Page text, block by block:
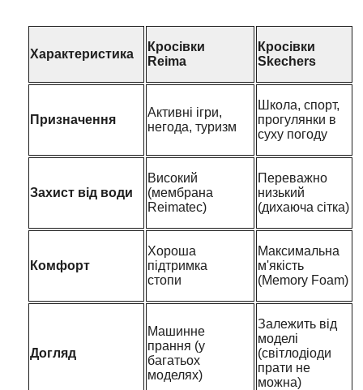
Характеристика
Кросівки
Reima
Кросівки
Skechers
Призначення
Активні ігри,
негода, туризм
Школа, спорт,
прогулянки в
суху погоду
Захист від води
Високий
(мембрана
Reimatec)
Переважно
низький
(дихаюча сітка)
Комфорт
Хороша
підтримка
стопи
Максимальна
м'якість
(Memory Foam)
Догляд
Машинне
прання (у
багатьох
моделях)
Залежить від
моделі
(світлодіоди
прати не
можна)